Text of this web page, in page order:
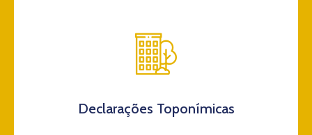
Declarações Toponímicas